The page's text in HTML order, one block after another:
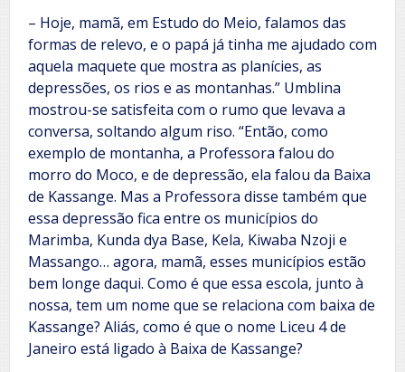
– Hoje, mamã, em Estudo do Meio, falamos das
formas de relevo, e o papá já tinha me ajudado com
aquela maquete que mostra as planícies, as
depressões, os rios e as montanhas.” Umblina
mostrou-se satisfeita com o rumo que levava a
conversa, soltando algum riso. “Então, como
exemplo de montanha, a Professora falou do
morro do Moco, e de depressão, ela falou da Baixa
de Kassange. Mas a Professora disse também que
essa depressão fica entre os municípios do
Marimba, Kunda dya Base, Kela, Kiwaba Nzoji e
Massango… agora, mamã, esses municípios estão
bem longe daqui. Como é que essa escola, junto à
nossa, tem um nome que se relaciona com baixa de
Kassange? Aliás, como é que o nome Liceu 4 de
Janeiro está ligado à Baixa de Kassange?